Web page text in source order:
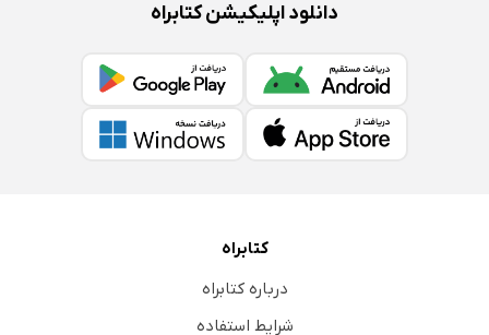
دانلود اپلیکیشن کتابراه
کتابراه
درباره کتابراه
شرایط استفاده